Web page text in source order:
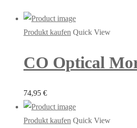
Produkt kaufen Quick View
CO Optical
74,95 €
Produkt kaufen Quick View